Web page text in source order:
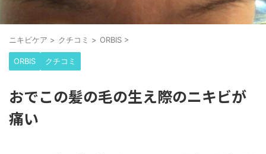
ニキビケア > クチコミ > ORBIS >
ORBIS クチコミ
おでこの髪の毛の生え際のニキビが
痛い